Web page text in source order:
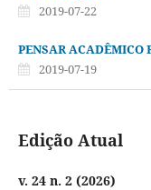
2019-07-22
PENSAR ACADÊMICO
2019-07-19
Edição Atual
v. 24 n. 2 (2026)